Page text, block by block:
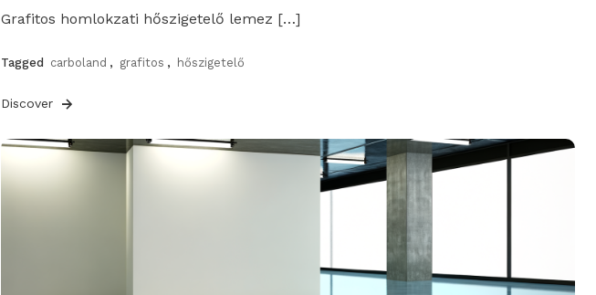
Grafitos homlokzati hőszigetelő lemez […]
Tagged carboland , grafitos , hőszigetelő
Discover